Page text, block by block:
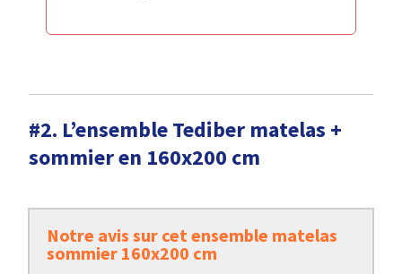
#2. L’ensemble Tediber matelas +
sommier en 160x200 cm
Notre avis sur cet ensemble matelas
sommier 160x200 cm